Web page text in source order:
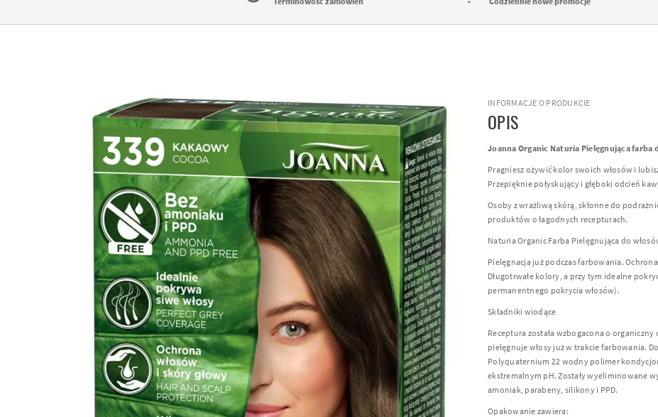
INFORMACJE O PRODUKCIE
OPIS
Joanna Organic Naturia Pielęgnująca farba
Pragniesz ożywić kolor swoich włosów i
Przepięknie połyskujący i głęboki odcień
Osoby z wrażliwą skórą, skłonne do
produktów o łagodnych recepturach.
Naturia Organic Farba Pielęgnująca do
Pielęgnacja już podczas farbowania.
Długotrwałe kolory, a przy tym idealne
permanentnego pokrycia włosów).
Składniki wiodące
Receptura została wzbogacona o
pielęgnuje włosy już w trakcie farbowania.
Polyquaternium 22 wodny polimer
ekstremalnym pH. Zostały wyeliminowane
amoniak, parabeny, silikony i PPD.
Opakowanie zawiera: